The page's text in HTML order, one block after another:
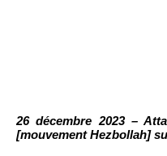
26 décembre 2023 –
[mouvement Hezbollah]